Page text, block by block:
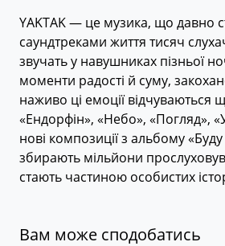
YAKTAK — це музика, що давно
саундтреками життя тисяч
звучать у навушниках пізньої
моменти радості й суму,
наживо ці емоції відчуваються
«Ендорфін», «Небо», «Погляд»,
нові композиції з альбому
збирають мільйони
стають частиною особистих
Вам може сподобатись